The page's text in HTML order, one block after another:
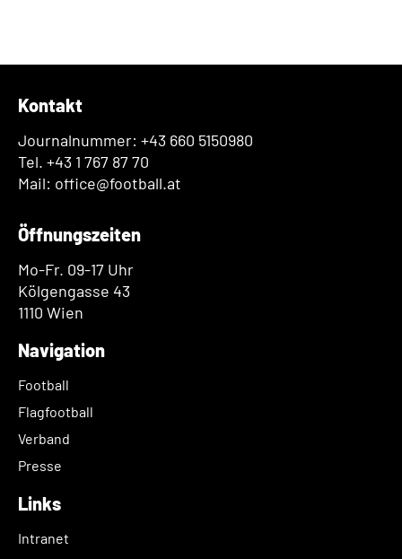
Kontakt
Journalnummer: +43 660 5150980
Tel. +43 1 767 87 70
Mail: office@football.at
Öffnungszeiten
Mo-Fr. 09-17 Uhr
Kölgengasse 43
1110 Wien
Navigation
Football
Flagfootball
Verband
Presse
Links
Intranet